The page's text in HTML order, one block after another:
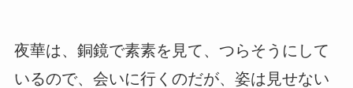
夜華は、銅鏡で素素を見て、つらそうにして
いるので、会いに行くのだが、姿は見せない